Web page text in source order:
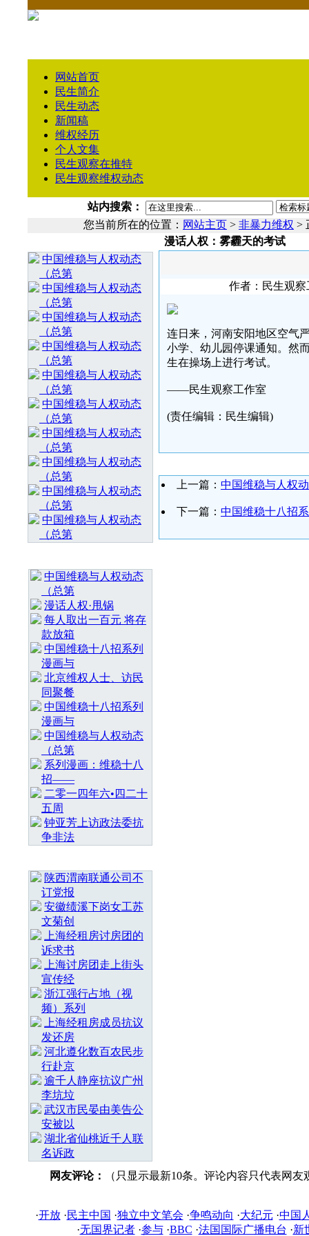
网站首页
民生简介
民生动态
新闻稿
维权经历
个人文集
民生观察在推特
民生观察维权动态
站内搜索：
您当前所在的位置： 网站主页 > 非暴力维权 >
中国维稳与人权动态
（总第
中国维稳与人权动态
（总第
中国维稳与人权动态
（总第
中国维稳与人权动态
（总第
中国维稳与人权动态
（总第
中国维稳与人权动态
（总第
中国维稳与人权动态
（总第
中国维稳与人权动态
（总第
中国维稳与人权动态
（总第
中国维稳与人权动态
（总第
中国维稳与人权动态
（总第
漫话人权·甩锅
每人取出一百元 将存
款放箱
中国维稳十八招系列
漫画与
北京维权人士、访民
同聚餐
中国维稳十八招系列
漫画与
中国维稳与人权动态
（总第
系列漫画：维稳十八
招——
二零一四年六•四二十
五周
钟亚芳上访政法委抗
争非法
陕西渭南联通公司不
订党报
安徽绩溪下岗女工苏
文菊创
上海经租房讨房团的
诉求书
上海讨房团走上街头
宣传经
浙江强行占地（视
频）系列
上海经租房成员抗议
发还房
河北遵化数百农民步
行赴京
逾千人静座抗议广州
李坑垃
武汉市民晏由美告公
安被以
湖北省仙桃近千人联
名诉政
漫话人权：雾霾天的考试
作者：民生观察
连日来，河南安阳地区空气
小学、幼儿园停课通知。然
生在操场上进行考试。
——民生观察工作室
(责任编辑：民生编辑)
上一篇： 中国维稳与人权
下一篇： 中国维稳十八招
网友评论： （只显示最新10条。评论内容只代表网
·开放·民主中国 ·独立中文笔会 ·争鸣动向 ·大纪元 ·中国
·无国界记者·参与·BBC ·法国国际广播电台 ·新